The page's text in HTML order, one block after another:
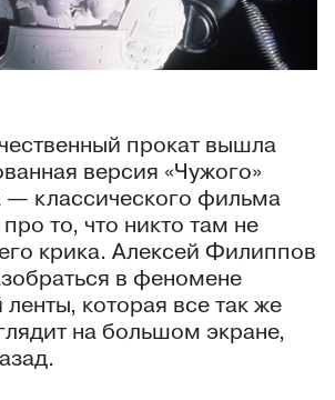
прокат вышла
версия «Чужого»
— классического фильма
то, что никто там не
крика. Алексей Филиппов
в феномене
которая все так же
на большом экране,